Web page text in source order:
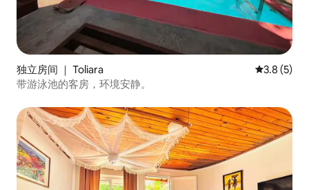
独立房间 ｜ Toliara 平均评分
3.8 (5)
带游泳池的客房，环境安静。